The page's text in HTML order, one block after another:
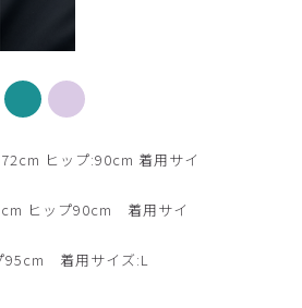
ヒップ:90cm 着用サイ
ヒップ90cm 着用サイ
95cm 着用サイズ:L